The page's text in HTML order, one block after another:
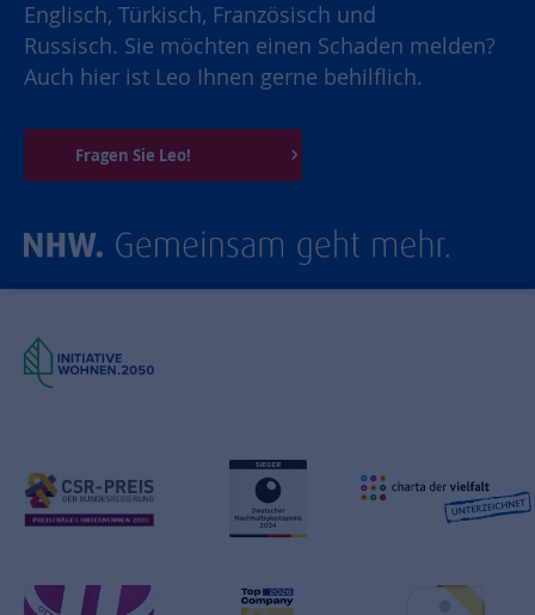
Englisch, Türkisch, Französisch und
Russisch. Sie möchten einen Schaden melden?
Auch hier ist Leo Ihnen gerne behilflich.
Fragen Sie Leo!